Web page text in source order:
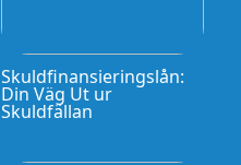
Skuldfinansieringslån:
Din Väg Ut ur
Skuldfällan